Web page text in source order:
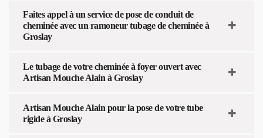
Faites appel à un service de pose de conduit de
cheminée avec un ramoneur tubage de cheminée à
Groslay
Le tubage de votre cheminée à foyer ouvert avec
Artisan Mouche Alain à Groslay
Artisan Mouche Alain pour la pose de votre tube
rigide à Groslay